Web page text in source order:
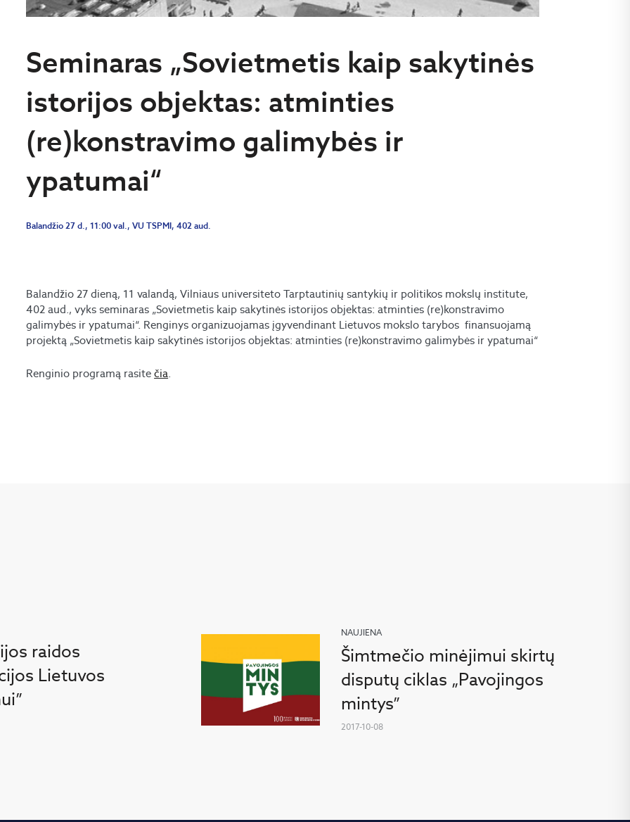
Seminaras „Sovietmetis kaip sakytinės
istorijos objektas: atminties
(re)konstravimo galimybės ir
ypatumai“
Balandžio 27 d., 11:00 val., VU TSPMI, 402 aud.
Balandžio 27 dieną, 11 valandą, Vilniaus universiteto Tarptautinių santykių ir politikos mokslų institute,
402 aud., vyks seminaras „Sovietmetis kaip sakytinės istorijos objektas: atminties (re)konstravimo
galimybės ir ypatumai“. Renginys organizuojamas įgyvendinant Lietuvos mokslo tarybos finansuojamą
projektą „Sovietmetis kaip sakytinės istorijos objektas: atminties (re)konstravimo galimybės ir ypatumai“
Renginio programą rasitečia.
raidos
Lietuvos
NAUJIENA
Šimtmečio minėjimui skirtų
disputų ciklas „Pavojingos
mintys”
2017-10-08